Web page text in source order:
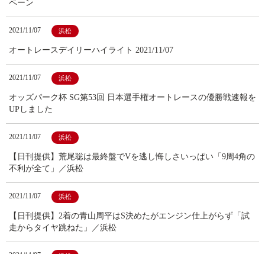
ペーン
2021/11/07 浜松
オートレースデイリーハイライト 2021/11/07
2021/11/07 浜松
オッズパーク杯 SG第53回 日本選手権オートレースの優勝戦速報を
UPしました
2021/11/07 浜松
【日刊提供】荒尾聡は最終盤でVを逃し悔しさいっぱい「9周4角の
不利が全て」／浜松
2021/11/07 浜松
【日刊提供】2着の青山周平はS決めたがエンジン仕上がらず「試
走からタイヤ跳ねた」／浜松